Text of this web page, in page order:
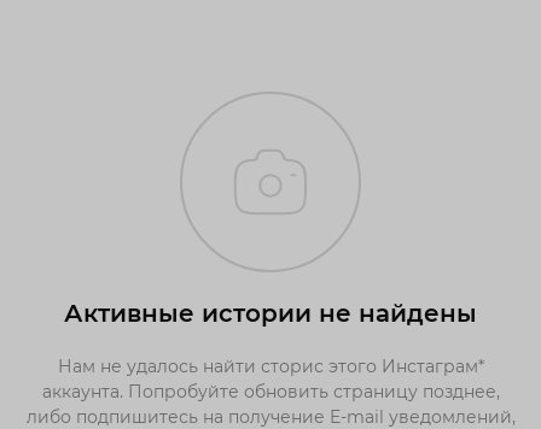
Активные истории не найдены
Нам не удалось найти сторис этого Инстаграм*
аккаунта. Попробуйте обновить страницу позднее,
либо подпишитесь на получение E-mail уведомлений,